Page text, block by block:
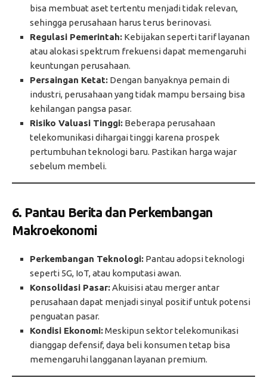
bisa membuat aset tertentu menjadi tidak relevan,
sehingga perusahaan harus terus berinovasi.
Regulasi Pemerintah: Kebijakan seperti tarif layanan
atau alokasi spektrum frekuensi dapat memengaruhi
keuntungan perusahaan.
Persaingan Ketat: Dengan banyaknya pemain di
industri, perusahaan yang tidak mampu bersaing bisa
kehilangan pangsa pasar.
Risiko Valuasi Tinggi: Beberapa perusahaan
telekomunikasi dihargai tinggi karena prospek
pertumbuhan teknologi baru. Pastikan harga wajar
sebelum membeli.
6. Pantau Berita dan Perkembangan
Makroekonomi
Perkembangan Teknologi: Pantau adopsi teknologi
seperti 5G, IoT, atau komputasi awan.
Konsolidasi Pasar:Akuisisi atau merger antar
perusahaan dapat menjadi sinyal positif untuk potensi
penguatan pasar.
Kondisi Ekonomi:Meskipun sektor telekomunikasi
dianggap defensif, daya beli konsumen tetap bisa
memengaruhi langganan layanan premium.